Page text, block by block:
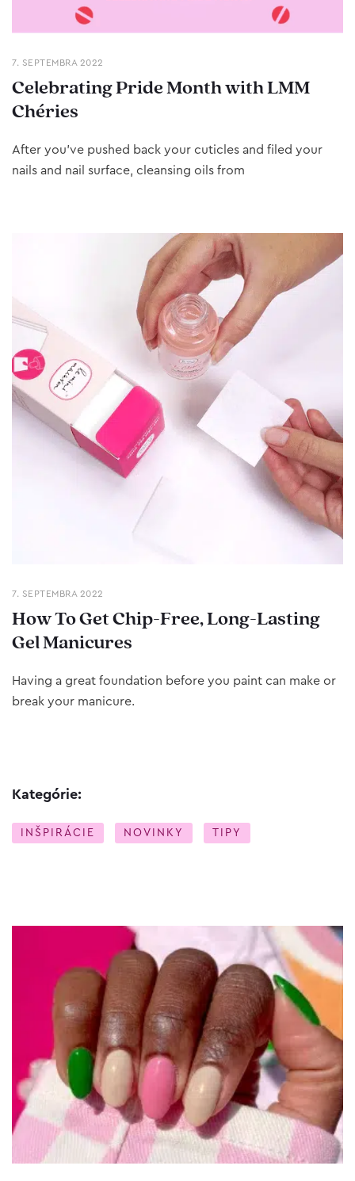
7. SEPTEMBRA 2022
Celebrating Pride Month with LMM
Chéries
After you’ve pushed back your cuticles and filed your
nails and nail surface, cleansing oils from
7. SEPTEMBRA 2022
How To Get Chip-Free, Long-Lasting
Gel Manicures
Having a great foundation before you paint can make or
break your manicure.
Kategórie:
INŠPIRÁCIE NOVINKY TIPY